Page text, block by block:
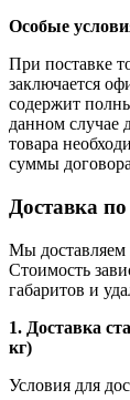
Особые
При поставке
заключается
содержит
данном случае
товара
суммы
Доставка
Мы доставляем
Стоимость
габаритов и
1. Доставка
кг)
Условия для